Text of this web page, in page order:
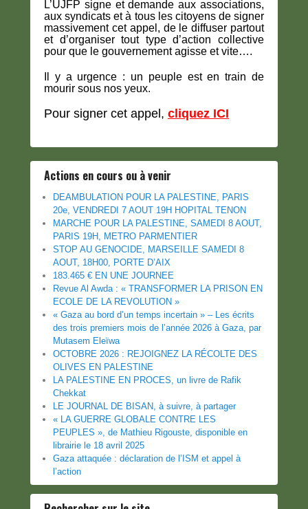
L’UJFP signe et demande aux associations,
aux syndicats et à tous les citoyens de signer
massivement cet appel, de le diffuser partout
et d’organiser tout type d’action collective
pour que le gouvernement agisse et vite….
Il y a urgence : un peuple est en train de
mourir sous nos yeux.
Pour signer cet appel, cliquez ICI
Actions en cours ou à venir
DEAMBULATION POUR LA PALESTINE, PARIS
20e, VENDREDI 7 AOUT 19H HOPITAL TENON
MARCHE POUR LA PALESTINE, SAMEDI 8 AOUT,
PARIS 19H, METRO PARMENTIER
STOP AU GENOCIDE, MARSEILLE SAMEDI 8
AOUT, 18H00, PORTE D’AIX
183.465 € EN UNE JOURNEE
Revue Al Awda : « TRANSFORMER LA PRISON EN
ECOLE DE LA REVOLUTION »
« Gaza au bord d’un temps incertain » – Les écrits
des trois premiers mois de l’année 2026 à Gaza, par
Mutasem Eleïwa
OCTOBRE 2026 : REJOIGNEZ LA RÉCOLTE DES
OLIVES EN PALESTINE
LA PALESTINE EN PROCES, un livre de Rafik
Chekkat
LE JOURNAL DE BISAN, à suivre, à partager
« LA GUERRE GLOBALE CONTRE LES
PEUPLES », de Mathieu Rigouste, disponible en
librairie le 18 avril 2025
Gaza attaquée : déclaration de l’ISM et appel à
l’action